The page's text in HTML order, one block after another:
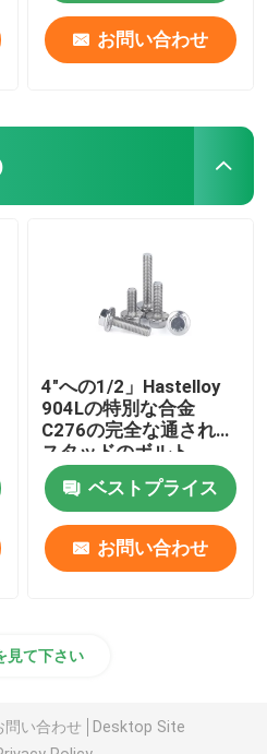
お問い合わせ
4"への1/2」Hastelloy
904Lの特別な合金
C276の完全な通された
スタッドのボルト
ベストプライス
お問い合わせ
見て下さい
問い合わせ
Desktop Site